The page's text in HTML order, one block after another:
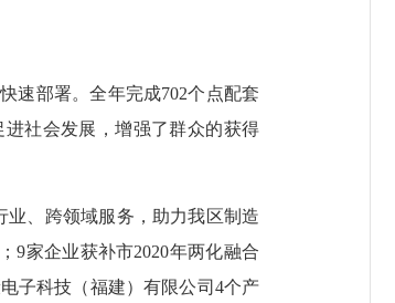
速部署。全年完成702个点配套
社会发展，增强了群众的获得
、跨领域服务，助力我区制造
9家企业获补市2020年两化融合
子科技（福建）有限公司4个产